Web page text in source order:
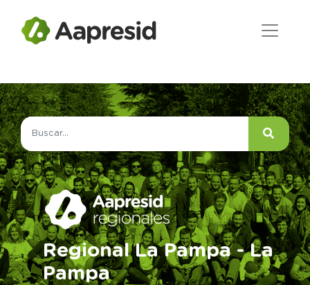
Regional La Pampa - La
Pampa